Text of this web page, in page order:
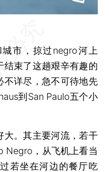
市，掠过negro河上
结束了这趟艰辛有趣的
不详尽，急不可待地先
到San Paulo五个小
大。其主要河流，若干
Negro，从飞机上看当
若坐在河边的餐厅吃